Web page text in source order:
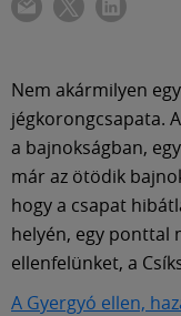
Nem akármilyen
jégkorongcsapata.
a bajnokságban,
már az ötödik
hogy a csapat
helyén, egy ponttal
ellenfelünket, a
A Gyergyó ellen,
Shop
Közösség
Múzeum
English